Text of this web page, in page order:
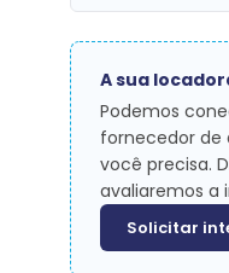
A sua
Podemos
fornecedor de
você precisa.
avaliaremos a
Solicitar